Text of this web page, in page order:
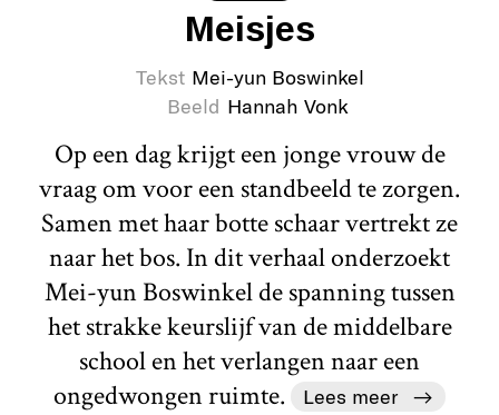
Meisjes
Tekst Mei-yun Boswinkel
Beeld Hannah Vonk
Op een dag krijgt een jonge vrouw de
vraag om voor een standbeeld te zorgen.
Samen met haar botte schaar vertrekt ze
naar het bos. In dit verhaal onderzoekt
Mei-yun Boswinkel de spanning tussen
het strakke keurslijf van de middelbare
school en het verlangen naar een
ongedwongen ruimte.
Lees meer